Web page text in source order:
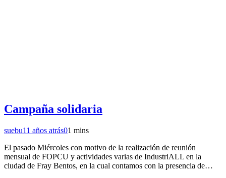
Campaña solidaria
suebu11 años atrás01 mins
El pasado Miércoles con motivo de la realización de reunión
mensual de FOPCU y actividades varias de IndustriALL en la
ciudad de Fray Bentos, en la cual contamos con la presencia de…